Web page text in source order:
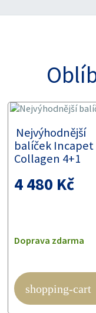
Nejvýhodnější
balíček Incapet
Collagen 4+1
4 480 Kč
Doprava zdarma
shopping-cart